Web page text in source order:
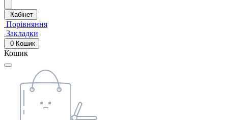
Кабінет
Порівняння
Закладки
0 Кошик
Кошик